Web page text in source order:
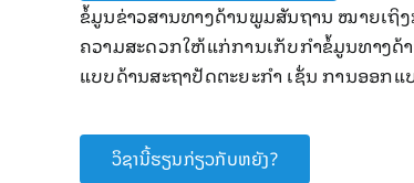
ຂໍ້ມູນຂ່າວສານທາງດ້ານພູມສັນຖານ ໝາຍເຖິ
ຄວາມສະ​ດວກ​ໃຫ້​ແກ່​ການ​ເກັບ​ກຳ​ຂໍ້​ມູນ​ທາງ​ດ້
ແບບດ້ານສະ​ຖາ​ປັດ​ຕະ​ຍະ​ກຳ ເຊັ່ນ​ ການ​ອອກ​
ວິຊານີ້ຮຽນກ່ຽວກັບຫຍັງ?